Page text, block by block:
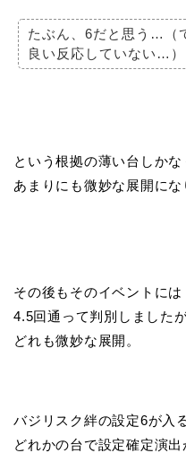
たぶん、6だと思う…（
良い反応していない…）
という根拠の薄い台しかな
あまりにも微妙な展開にな
その後もそのイベントには
4.5回通って判別しましたが
どれも微妙な展開。
バジリスク絆の設定6が入
どれかの台で設定確定演出